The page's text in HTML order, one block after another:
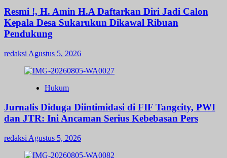
Resmi !, H. Amin H.A Daftarkan Diri Jadi Calon
Kepala Desa Sukarukun Dikawal Ribuan
Pendukung
redaksi Agustus 5, 2026
Hukum
Jurnalis Diduga Diintimidasi di FIF Tangcity, PWI
dan JTR: Ini Ancaman Serius Kebebasan Pers
redaksi Agustus 5, 2026